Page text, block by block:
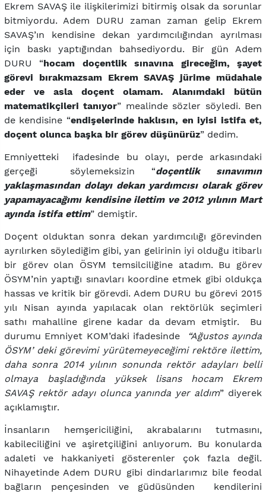
Ekrem SAVAŞ ile ilişkilerimizi bitirmiş olsak da sorunlar
bitmiyordu. Adem DURU zaman zaman gelip Ekrem
SAVAŞ’ın kendisine dekan yardımcılığından ayrılması
için baskı yaptığından bahsediyordu. Bir gün Adem
DURU “hocam doçentlik sınavına gireceğim, şayet
görevi bırakmazsam Ekrem SAVAŞ jürime müdahale
eder ve asla doçent olamam. Alanımdaki bütün
matematikçileri tanıyor” mealinde sözler söyledi. Ben
de kendisine “endişelerinde haklısın, en iyisi istifa et,
doçent olunca başka bir görev düşünürüz” dedim.
Emniyetteki ifadesinde bu olayı, perde arkasındaki
gerçeği söylemeksizin “doçentlik sınavımın
yaklaşmasından dolayı dekan yardımcısı olarak görev
yapamayacağımı kendisine ilettim ve 2012 yılının Mart
ayında istifa ettim” demiştir.
Doçent olduktan sonra dekan yardımcılığı görevinden
ayrılırken söylediğim gibi, yan gelirinin iyi olduğu itibarlı
bir görev olan ÖSYM temsilciliğine atadım. Bu görev
ÖSYM’nin yaptığı sınavları koordine etmek gibi oldukça
hassas ve kritik bir görevdi. Adem DURU bu görevi 2015
yılı Nisan ayında yapılacak olan rektörlük seçimleri
sathı mahalline girene kadar da devam etmiştir. Bu
durumu Emniyet KOM’daki ifadesinde
“Ağustos ayında
ÖSYM’ deki görevimi yürütemeyeceğimi rektöre ilettim,
daha sonra 2014 yılının sonunda rektör adayları belli
olmaya başladığında yüksek lisans hocam Ekrem
SAVAŞ rektör adayı olunca yanında yer aldım” diyerek
açıklamıştır.
İnsanların hemşericiliğini, akrabalarını tutmasını,
kabileciliğini ve aşiretçiliğini anlıyorum. Bu konularda
adaleti ve hakkaniyeti gösterenler çok fazla değil.
Nihayetinde Adem DURU gibi dindarlarımız bile feodal
bağların pençesinden ve güdüsünden kendilerini